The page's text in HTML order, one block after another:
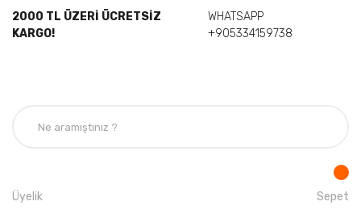
2000 TL ÜZERİ ÜCRETSİZ
KARGO!
WHATSAPP
+905334159738
Üyelik Sepet